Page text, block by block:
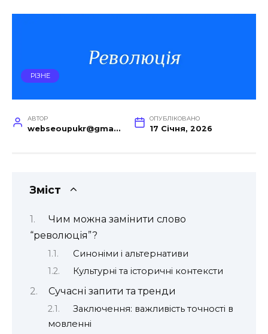
РІЗНЕ
АВТОР
webseoupukr@gmail.com
ОПУБЛІКОВАНО
17 Січня, 2026
Зміст
Чим можна замінити слово
“революція”?
Синоніми і альтернативи
Культурні та історичні контексти
Сучасні запити та тренди
Заключення: важливість точності в
мовленні